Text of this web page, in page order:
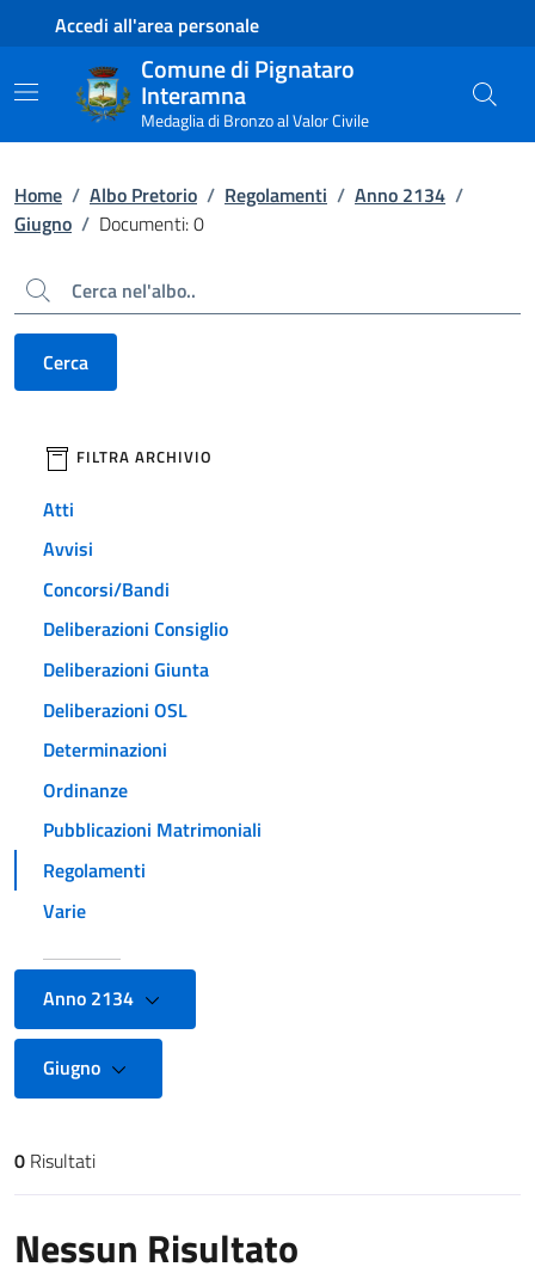
Contenuto principale
Piede di paginaAccedi all'area personale
Comune di Pignataro
Interamna
Medaglia di Bronzo al Valor Civile
Home / Albo Pretorio / Regolamenti / Anno 2134 /
Giugno / Documenti: 0
Cerca
Cerca
filtri da applicare
FILTRA ARCHIVIO
Atti
Avvisi
Concorsi/Bandi
Deliberazioni Consiglio
Deliberazioni Giunta
Deliberazioni OSL
Determinazioni
Ordinanze
Pubblicazioni Matrimoniali
Regolamenti
Varie
Anno 2134
Giugno
Risultati di ricerca
0 Risultati
Nessun Risultato